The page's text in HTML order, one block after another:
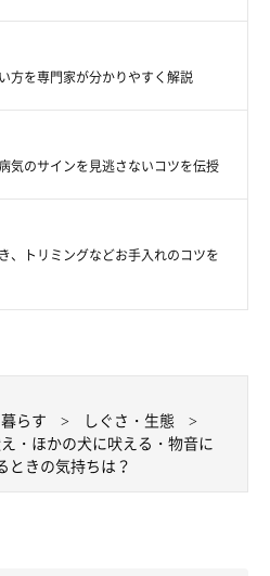
るため、犬は「自分が吠えたから
するたびに吠えるようになるので
方を専門家が分かりやすく解説
気のサインを見逃さないコツを伝授
、トリミングなどお手入れのコツを
らす
しぐさ・生態
え・ほかの犬に吠える・物音に
ときの気持ちは？